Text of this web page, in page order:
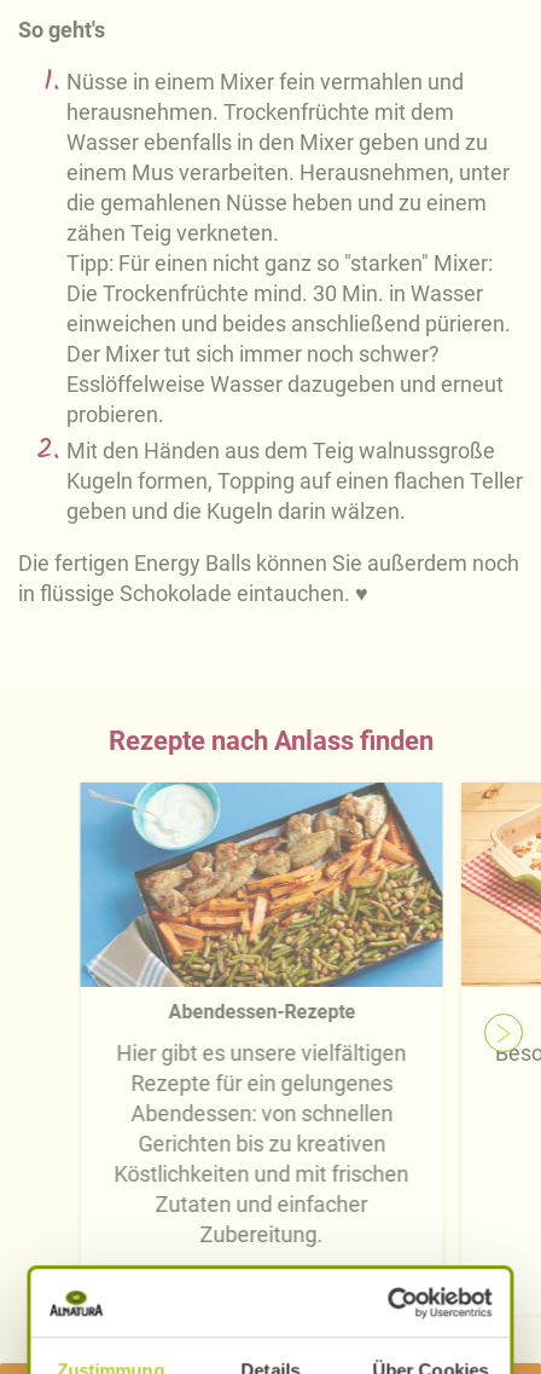
Zustimmung Details Über Cookies
So geht's
Nüsse in einem Mixer fein vermahlen und
herausnehmen. Trockenfrüchte mit dem
Wasser ebenfalls in den Mixer geben und zu
einem Mus verarbeiten. Herausnehmen, unter
die gemahlenen Nüsse heben und zu einem
zähen Teig verkneten.
Tipp: Für einen nicht ganz so "starken" Mixer:
Die Trockenfrüchte mind. 30 Min. in Wasser
einweichen und beides anschließend pürieren.
Der Mixer tut sich immer noch schwer?
Esslöffelweise Wasser dazugeben und erneut
probieren.
Mit den Händen aus dem Teig walnussgroße
Kugeln formen, Topping auf einen flachen Teller
geben und die Kugeln darin wälzen.
Die fertigen Energy Balls können Sie außerdem noch
in flüssige Schokolade eintauchen. ♥
Rezepte nach Anlass finden
Abendessen-Rezepte
Hier gibt es unsere vielfältigen
Rezepte für ein gelungenes
Abendessen: von schnellen
Gerichten bis zu kreativen
Köstlichkeiten und mit frischen
Zutaten und einfacher
Zubereitung.